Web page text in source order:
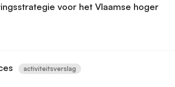
voor het Vlaamse hoger
activiteitsverslag